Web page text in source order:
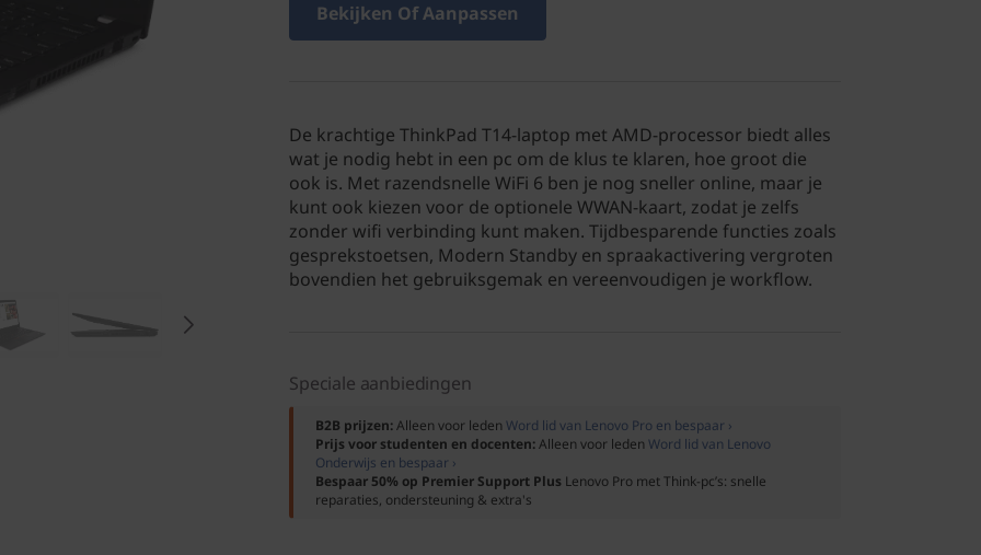
Bekijken Of Aanpassen
De krachtige ThinkPad T14-laptop met AMD-processor biedt alles
wat je nodig hebt in een pc om de klus te klaren, hoe groot die
ook is. Met razendsnelle WiFi 6 ben je nog sneller online, maar je
kunt ook kiezen voor de optionele WWAN-kaart, zodat je zelfs
zonder wifi verbinding kunt maken. Tijdbesparende functies zoals
gesprekstoetsen, Modern Standby en spraakactivering vergroten
bovendien het gebruiksgemak en vereenvoudigen je workflow.
Speciale aanbiedingen
B2B prijzen:Alleen voor leden Word lid van Lenovo Pro en bespaar ›
Prijs voor studenten en docenten:Alleen voor leden Word lid van Lenovo
Onderwijs en bespaar ›
Bespaar 50% op Premier Support Plus Lenovo Pro met Think-pc’s: snelle
reparaties, ondersteuning & extra's